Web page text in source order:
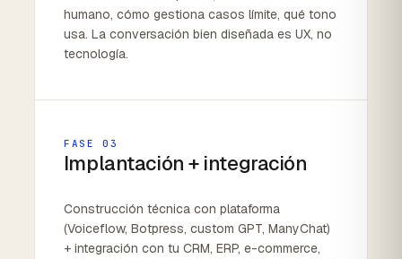
humano, cómo gestiona casos límite, qué tono
usa. La conversación bien diseñada es UX, no
tecnología.
FASE 03
Implantación + integración
Construcción técnica con plataforma
(Voiceflow, Botpress, custom GPT, ManyChat)
+ integración con tu CRM, ERP, e-commerce,